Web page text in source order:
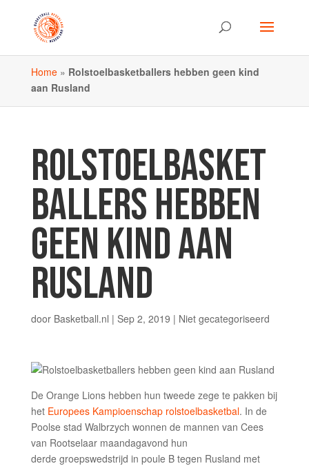
Home» Rolstoelbasketballers hebben geen kind
aan Rusland
ROLSTOELBASKET
BALLERS HEBBEN
GEEN KIND AAN
RUSLAND
door Basketball.nl | Sep 2, 2019 | Niet gecategoriseerd
De Orange Lions hebben hun tweede zege te pakken bij
het Europees Kampioenschap rolstoelbasketbal. In de
Poolse stad Walbrzych wonnen de mannen van Cees
van Rootselaar maandagavond hun
derde groepswedstrijd in poule B tegen Rusland met